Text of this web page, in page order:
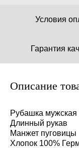
Условия
Гарантия
Описание
Рубашка мужская
Длинный рукав
Манжет пуговицы
Хлопок 100%